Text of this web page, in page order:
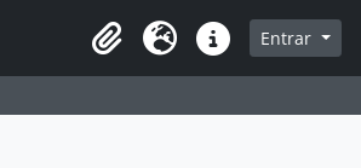
Idioma Atalhos Entrar